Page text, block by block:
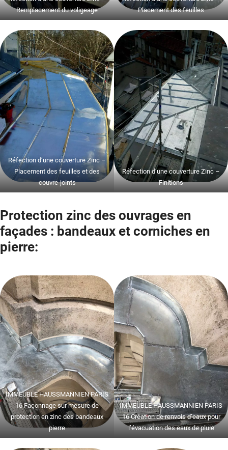
Remplacement du voligeage
Placement des feuilles
Réfection d’une couverture Zinc –
Placement des feuilles et des
couvre-joints
Réfection d’une couverture Zinc –
Finitions
Protection zinc des ouvrages en
façades : bandeaux et corniches en
pierre:
IMMEUBLE HAUSSMANNIEN PARIS
16 Façonnage sur mesure de
protection en zinc des bandeaux
pierre
IMMEUBLE HAUSSMANNIEN PARIS
16 Création de renvois d’eaux pour
l’évacuation des eaux de pluie